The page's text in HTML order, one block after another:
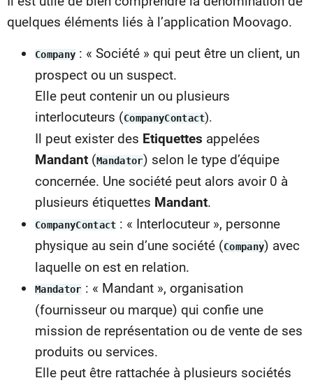
quelques éléments liés à l’application Moovago.
Company : « Société » qui peut être un client, un
prospect ou un suspect.
Elle peut contenir un ou plusieurs
interlocuteurs (CompanyContact).
Il peut exister des Etiquettes appelées
Mandant (Mandator) selon le type d’équipe
concernée. Une société peut alors avoir 0 à
plusieurs étiquettes Mandant.
CompanyContact : « Interlocuteur », personne
physique au sein d’une société (Company) avec
laquelle on est en relation.
Mandator : « Mandant », organisation
(fournisseur ou marque) qui confie une
mission de représentation ou de vente de ses
produits ou services.
Elle peut être rattachée à plusieurs sociétés